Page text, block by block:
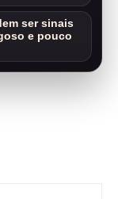
ser sinais
e pouco